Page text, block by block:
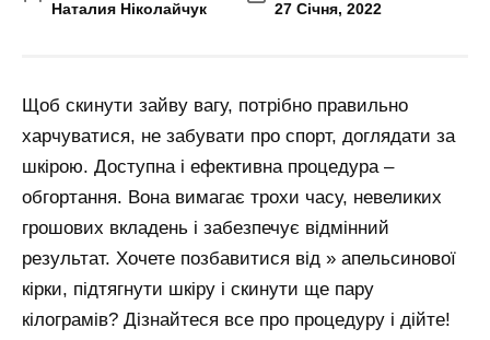
Наталия Ніколайчук 27 Січня, 2022
Щоб скинути зайву вагу, потрібно правильно
харчуватися, не забувати про спорт, доглядати за
шкірою. Доступна і ефективна процедура –
обгортання. Вона вимагає трохи часу, невеликих
грошових вкладень і забезпечує відмінний
результат. Хочете позбавитися від » апельсинової
кірки, підтягнути шкіру і скинути ще пару
кілограмів? Дізнайтеся все про процедуру і дійте!